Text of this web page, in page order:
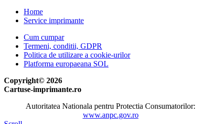
Home
Service imprimante
Cum cumpar
Termeni, conditii, GDPR
Politica de utilizare a cookie-urilor
Platforma europaeana SOL
Copyright© 2026
Cartuse-imprimante.ro
Autoritatea Nationala pentru Protectia Consumatorilor:
www.anpc.gov.ro